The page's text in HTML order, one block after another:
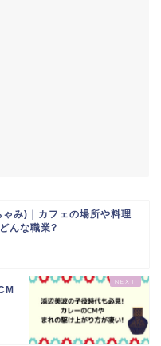
み)｜カフェの場所や料理
んな職業?